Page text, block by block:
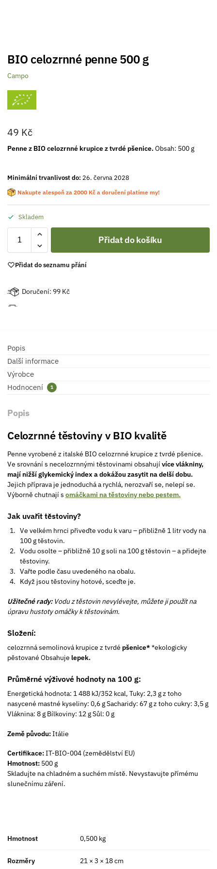
BIO celozrnné penne 500 g
Campo
49 Kč
Penne z BIO celozrnné krupice z tvrdé pšenice.Obsah: 500 g
Minimální trvanlivost do: 26. června 2028
Nakupte alespoň za 2000 Kč a doručení platíme my!
Skladem
Přidat do košíku
Přidat do seznamu přání
Doručení: 99 Kč
Popis
Další informace
Výrobce
Hodnocení
1
Popis
Celozrnné těstoviny v BIO kvalitě
Penne vyrobené z italské BIO celozrnné krupice z tvrdé pšenice.
Ve srovnání s necelozrnnými těstovinami obsahují více vlákniny,
mají nižší glykemický index a dokážou zasytit na delší dobu.
Jejich příprava je jednoduchá a rychlá, nerozvaří se, nelepí se.
Výborně chutnají s omáčkami na těstoviny nebo pestem.
Jak uvařit těstoviny?
Ve velkém hrnci přiveďte vodu k varu – přibližně 1 litr vody na
100 g těstovin.
Vodu osolte – přibližně 10 g soli na 100 g těstovin – a přidejte
těstoviny.
Vařte podle času uvedeného na obalu.
Když jsou těstoviny hotové, sceďte je.
Užitečné rady:Vodu z těstovin nevylévejte, můžete ji použít na
úpravu hustoty omáčky k těstovinám.
Složení:
celozrnná semolinová krupice z tvrdé pšenice**ekologicky
pěstované Obsahuje lepek.
Průměrné výživové hodnoty na 100 g:
Energetická hodnota: 1 488 kJ/352 kcal, Tuky: 2,3 g z toho
nasycené mastné kyseliny: 0,6 g Sacharidy: 67 g z toho cukry: 3,5 g
Vláknina: 8 g Bílkoviny: 12 g Sůl: 0 g
Země původu:Itálie
Certifikace:IT-BIO-004 (zemědělství EU)
Hmotnost: 500 g
Skladujte na chladném a suchém místě. Nevystavujte přímému
slunečnímu záření.
Hmotnost 0,500 kg
Rozměry 21 × 3 × 18 cm